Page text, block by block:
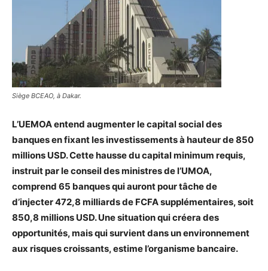
Siège BCEAO, à Dakar.
L’UEMOA entend augmenter le capital social des
banques en fixant les investissements à hauteur de 850
millions USD. Cette hausse du capital minimum requis,
instruit par le conseil des ministres de l’UMOA,
comprend 65 banques qui auront pour tâche de
d’injecter 472,8 milliards de FCFA supplémentaires, soit
850,8 millions USD. Une situation qui créera des
opportunités, mais qui survient dans un environnement
aux risques croissants, estime l’organisme bancaire.